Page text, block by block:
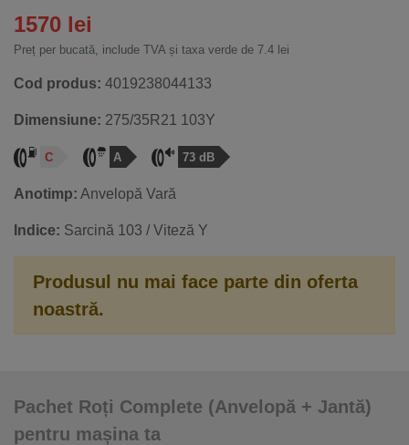
1570 lei
Preț per bucată, include TVA și taxa verde de 7.4 lei
Cod produs: 4019238044133
Dimensiune: 275/35R21 103Y
C A 73 dB
Anotimp: Anvelopă Vară
Indice: Sarcină 103 / Viteză Y
Produsul nu mai face parte din oferta
noastră.
Pachet Roți Complete (Anvelopă + Jantă)
pentru mașina ta